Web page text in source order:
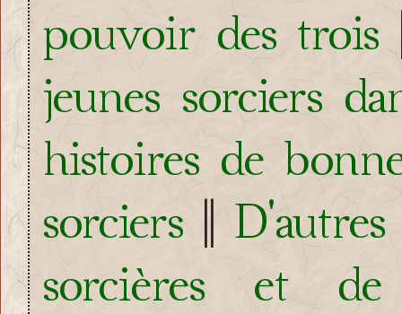
pouvoir des trois
jeunes sorciers
histoires de
sorciers
sorcières et